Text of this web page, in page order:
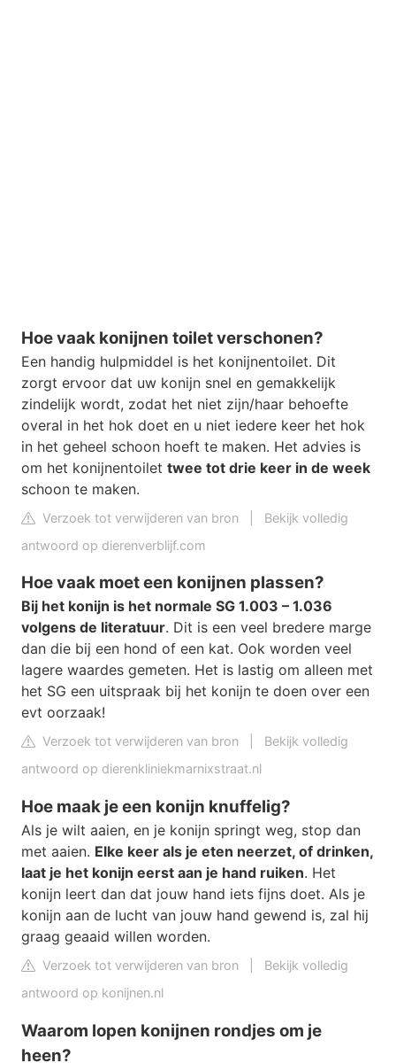
Hoe vaak konijnen toilet verschonen?
Een handig hulpmiddel is het konijnentoilet. Dit
zorgt ervoor dat uw konijn snel en gemakkelijk
zindelijk wordt, zodat het niet zijn/haar behoefte
overal in het hok doet en u niet iedere keer het hok
in het geheel schoon hoeft te maken. Het advies is
om het konijnentoilet twee tot drie keer in de week
schoon te maken.
Verzoek tot verwijderen van bron
Bekijk volledig
antwoord op dierenverblijf.com
Hoe vaak moet een konijnen plassen?
Bij het konijn is het normale SG 1.003 – 1.036
volgens de literatuur. Dit is een veel bredere marge
dan die bij een hond of een kat. Ook worden veel
lagere waardes gemeten. Het is lastig om alleen met
het SG een uitspraak bij het konijn te doen over een
evt oorzaak!
Verzoek tot verwijderen van bron
Bekijk volledig
antwoord op dierenkliniekmarnixstraat.nl
Hoe maak je een konijn knuffelig?
Als je wilt aaien, en je konijn springt weg, stop dan
met aaien. Elke keer als je eten neerzet, of drinken,
laat je het konijn eerst aan je hand ruiken. Het
konijn leert dan dat jouw hand iets fijns doet. Als je
konijn aan de lucht van jouw hand gewend is, zal hij
graag geaaid willen worden.
Verzoek tot verwijderen van bron
Bekijk volledig
antwoord op konijnen.nl
Waarom lopen konijnen rondjes om je
heen?